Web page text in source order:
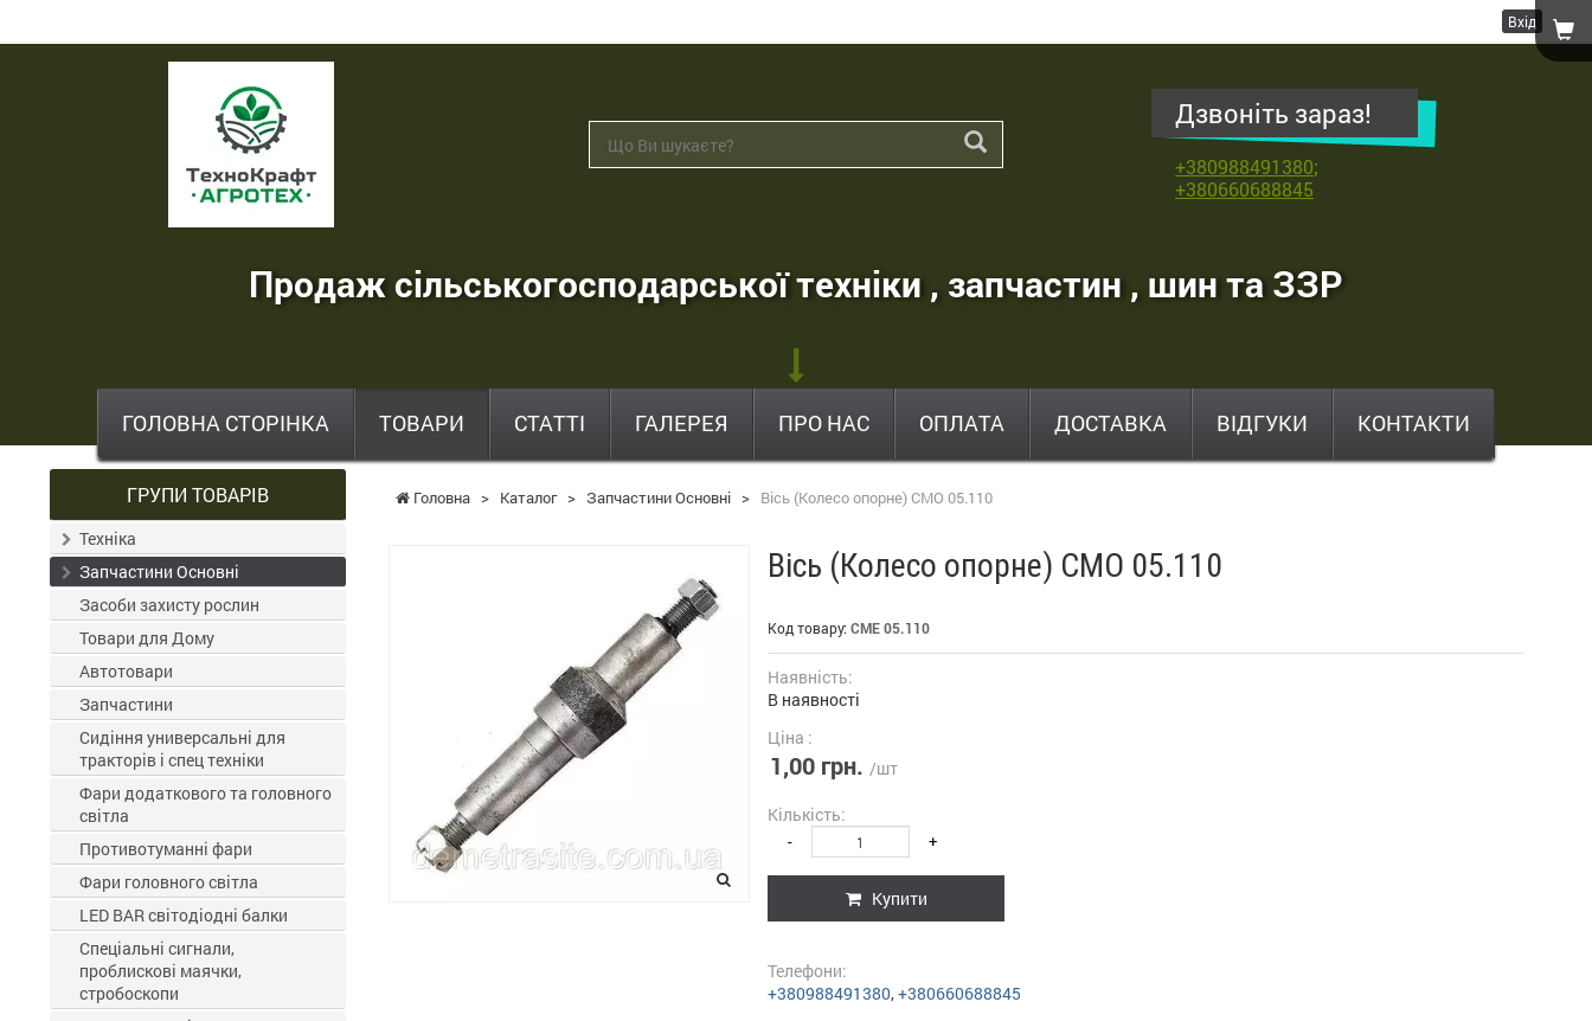
Вхід
ТехноКрафт
Агротех
продаж
,
шин
та
Дзвоніть зараз!
+380988491380;
+380660688845
Продаж сільськогосподарської техніки , запчастин , шин та ЗЗР
ГОЛОВНА СТОРІНКА ТОВАРИ СТАТТІ ГАЛЕРЕЯ ПРО НАС ОПЛАТА ДОСТАВКА ВІДГУКИ КОНТАКТИ
Головна > Каталог > Запчастини Основні > Вісь (Колесо опорне) СМО 05.110
Вісь (Колесо опорне) СМО 05.110
Код товару: СМЕ 05.110
Наявність:
В наявності
Ціна :
1,00 грн. /шт
Кількість:
- +
Купити
Телефони:
+380988491380,+380660688845
ГРУПИ ТОВАРІВ
Техніка
Запчастини Основні
Засоби захисту рослин
Товари для Дому
Автотовари
Запчастини
Сидіння универсальні для
тракторів і спец техніки
Фари додаткового та головного
світла
Противотуманні фари
Фари головного світла
LED BAR світодіодні балки
Спеціальні сигнали,
проблискові маячки,
стробоскопи